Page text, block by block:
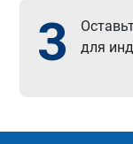
3
для